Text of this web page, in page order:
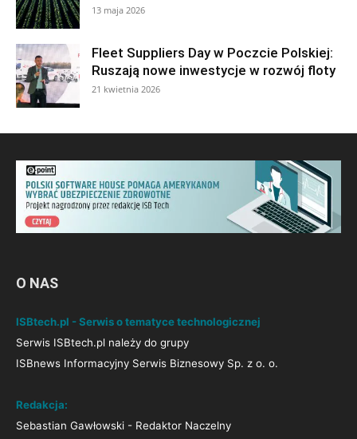
13 maja 2026
Fleet Suppliers Day w Poczcie Polskiej:
Ruszają nowe inwestycje w rozwój floty
21 kwietnia 2026
O NAS
ISBtech.pl - Serwis o tematyce technologicznej
Serwis ISBtech.pl należy do grupy
ISBnews Informacyjny Serwis Biznesowy Sp. z o. o.
Redakcja:
Sebastian Gawłowski - Redaktor Naczelny